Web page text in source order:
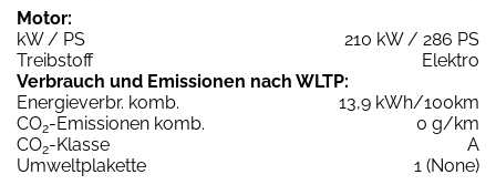
Motor:
kW / PS
210 kW / 286 PS
Treibstoff
Elektro
Verbrauch und Emissionen nach WLTP:
Energieverbr. komb.
13,9 kWh/100km
CO2-Emissionen komb.
0 g/km
CO2-Klasse
A
Umweltplakette
1 (None)